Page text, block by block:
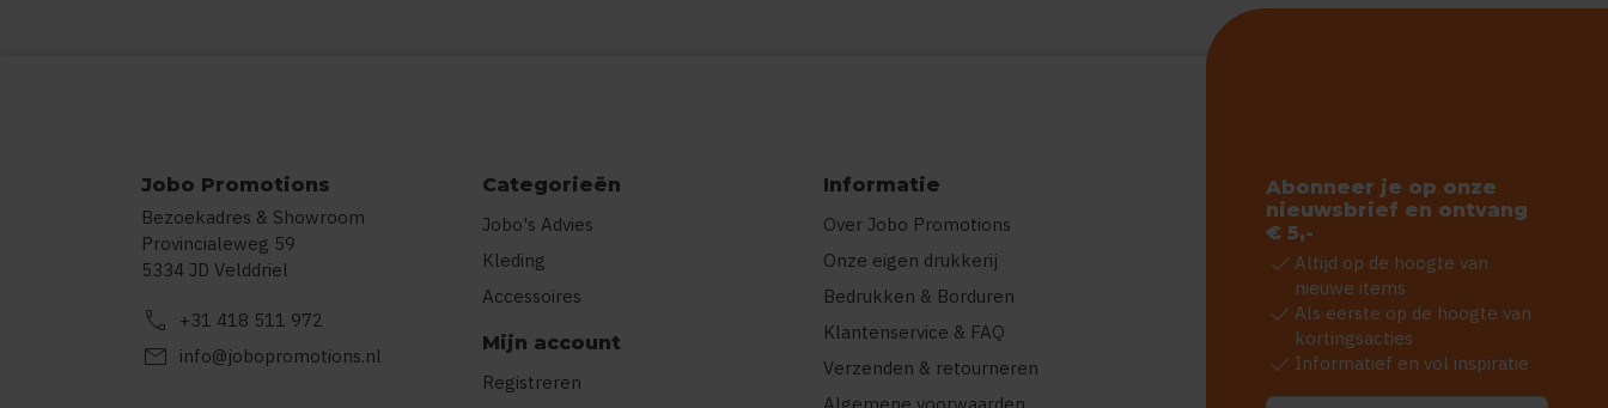
Jobo Promotions
Bezoekadres & Showroom
Provincialeweg 59
5334 JD Velddriel
call +31 418 511 972
mail info@jobopromotions.nl
Categorieën
Jobo's Advies
Kleding
Accessoires
Mijn account
Registreren
Informatie
Over Jobo Promotions
Onze eigen drukkerij
Bedrukken & Borduren
Klantenservice & FAQ
Verzenden & retourneren
Abonneer je op onze
nieuwsbrief en ontvang
€ 5,-
check Altijd op de hoogte van
nieuwe items
check Als eerste op de hoogte van
kortingsacties
check Informatief en vol inspiratie